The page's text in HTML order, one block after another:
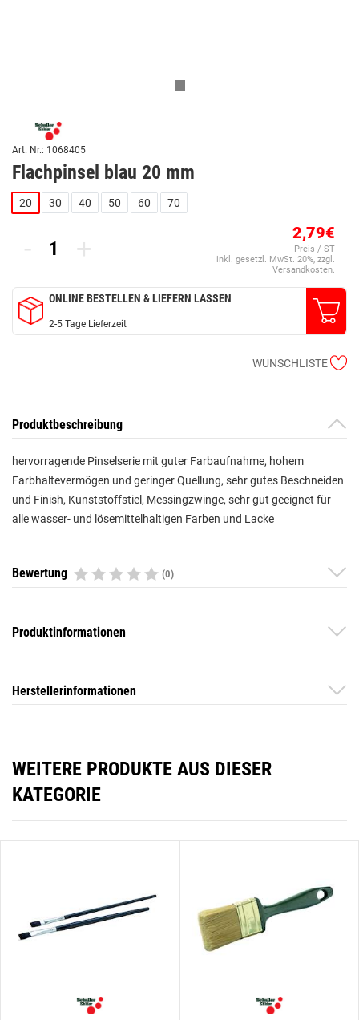
Art. Nr.: 1068405
Flachpinsel blau 20 mm
20 30 40 50 60 70
- + 2,79€
Preis / ST
inkl. gesetzl. MwSt. 20%, zzgl.
Versandkosten.
ONLINE BESTELLEN & LIEFERN LASSEN
2-5 Tage Lieferzeit
WUNSCHLISTE
Produktbeschreibung
hervorragende Pinselserie mit guter Farbaufnahme, hohem
Farbhaltevermögen und geringer Quellung, sehr gutes Beschneiden
und Finish, Kunststoffstiel, Messingzwinge, sehr gut geeignet für
alle wasser- und lösemittelhaltigen Farben und Lacke
Bewertung (0)
Produktinformationen
Herstellerinformationen
WEITERE PRODUKTE AUS DIESER
KATEGORIE